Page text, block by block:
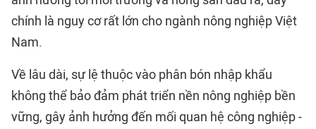
chính là nguy cơ rất lớn cho ngành nông nghiệp Việt
Nam.
Về lâu dài, sự lệ thuộc vào phân bón nhập khẩu
không thể bảo đảm phát triển nền nông nghiệp bền
vững, gây ảnh hưởng đến mối quan hệ công nghiệp -